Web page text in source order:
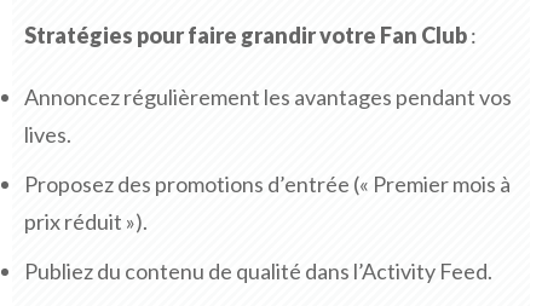
Stratégies pour faire grandir votre Fan Club:
Annoncez régulièrement les avantages pendant vos
lives.
Proposez des promotions d’entrée (« Premier mois à
prix réduit »).
Publiez du contenu de qualité dans l’Activity Feed.